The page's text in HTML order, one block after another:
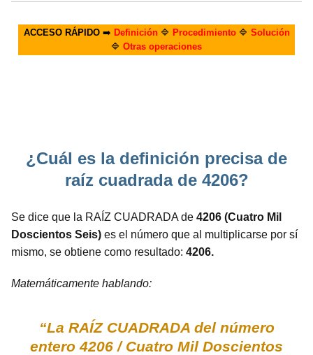
ACCESO RÁPIDO➡️ Definición🔷 Procedimiento🔷 Solución
🔷 Otras operaciones
¿Cuál es la definición precisa de
raíz cuadrada de 4206?
Se dice que la RAÍZ CUADRADA de 4206 (Cuatro Mil
Doscientos Seis) es el número que al multiplicarse por sí
mismo, se obtiene como resultado: 4206.
Matemáticamente hablando:
“La RAÍZ CUADRADA del número
entero 4206 / Cuatro Mil Doscientos